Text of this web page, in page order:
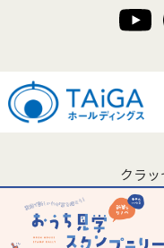
クラ
クラッセ住宅
Copyright